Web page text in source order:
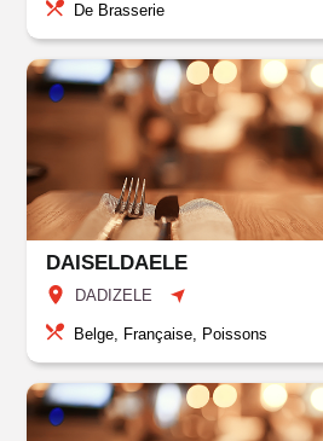
De Brasserie
DAISELDAELE
DADIZELE
Belge, Française, Poissons